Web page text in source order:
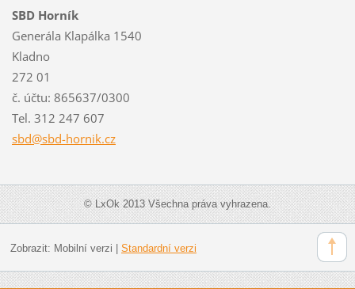
SBD Horník
Generála Klapálka 1540
Kladno
272 01
č. účtu: 865637/0300
Tel. 312 247 607
sbd@sbd-hornik.cz
© LxOk 2013 Všechna práva vyhrazena.
Zobrazit: Mobilní verzi | Standardní verzi